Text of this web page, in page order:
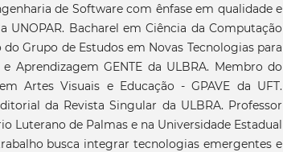
de Software com ênfase em qualidade e
UNOPAR. Bacharel em Ciência da Computação
do Grupo de Estudos em Novas Tecnologias para
Aprendizagem GENTE da ULBRA. Membro do
Artes Visuais e Educação - GPAVE da UFT.
da Revista Singular da ULBRA. Professor
Luterano de Palmas e na Universidade Estadual
busca integrar tecnologias emergentes e